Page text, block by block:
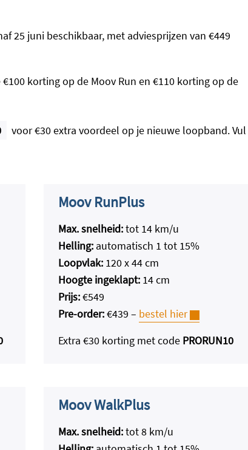
25 juni beschikbaar, met adviesprijzen van €449
korting op de Moov Run en €110 korting op de
voor €30 extra voordeel op je nieuwe loopband. Vul
Moov RunPlus
Max. snelheid:tot 14 km/u
Helling: automatisch 1 tot 15%
Loopvlak: 120 x 44 cm
Hoogte ingeklapt: 14 cm
Prijs:€549
Pre-order:€439 – bestel hier
Extra €30 korting met code PRORUN10
Moov WalkPlus
Max. snelheid:tot 8 km/u